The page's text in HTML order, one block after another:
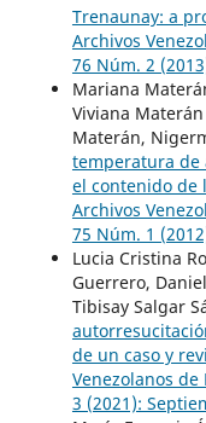
Trenaunay: a
Archivos
76 Núm. 2
Mariana
Viviana
Materán,
temperatura de
el contenido de
Archivos
75 Núm. 1
Lucia Cristina
Guerrero,
Tibisay Salgar
de un caso y
Venezolanos
3 (2021):